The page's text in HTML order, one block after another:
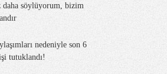
söylüyorum, bizim
nedeniyle son 6
tutuklandı!